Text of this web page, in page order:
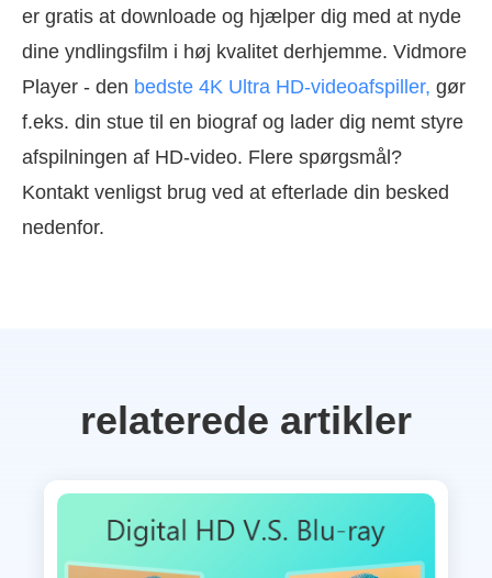
er gratis at downloade og hjælper dig med at nyde
dine yndlingsfilm i høj kvalitet derhjemme. Vidmore
Player - den bedste 4K Ultra HD-videoafspiller, gør
f.eks. din stue til en biograf og lader dig nemt styre
afspilningen af HD-video. Flere spørgsmål?
Kontakt venligst brug ved at efterlade din besked
nedenfor.
relaterede artikler